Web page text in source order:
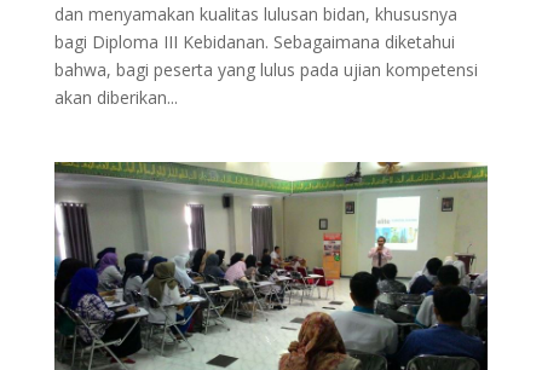
dan menyamakan kualitas lulusan bidan, khususnya
bagi Diploma III Kebidanan. Sebagaimana diketahui
bahwa, bagi peserta yang lulus pada ujian kompetensi
akan diberikan...